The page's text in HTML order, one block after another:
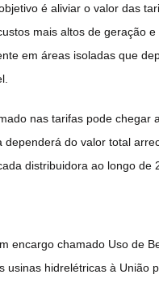
é aliviar o valor das
mais altos de geração
em áreas isoladas que
nas tarifas pode chegar
dependerá do valor total
distribuidora ao longo de
encargo chamado Uso de
usinas hidrelétricas à União